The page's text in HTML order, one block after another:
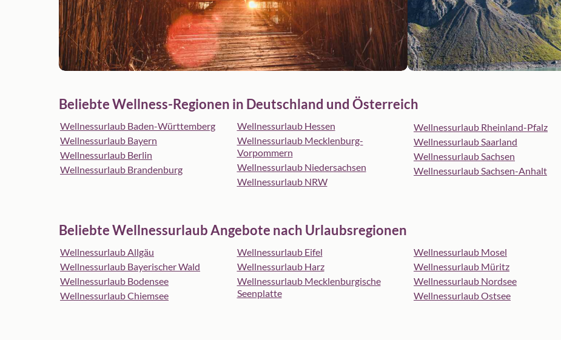
Beliebte Wellness-Regionen in Deutschland und Österreich
Wellnessurlaub Baden-Württemberg
Wellnessurlaub Bayern
Wellnessurlaub Berlin
Wellnessurlaub Brandenburg
Wellnessurlaub Hessen
Wellnessurlaub Mecklenburg-
Vorpommern
Wellnessurlaub Niedersachsen
Wellnessurlaub NRW
Wellnessurlaub Rheinland-Pfalz
Wellnessurlaub Saarland
Wellnessurlaub Sachsen
Wellnessurlaub Sachsen-Anhalt
Beliebte Wellnessurlaub Angebote nach Urlaubsregionen
Wellnessurlaub Allgäu
Wellnessurlaub Bayerischer Wald
Wellnessurlaub Bodensee
Wellnessurlaub Chiemsee
Wellnessurlaub Eifel
Wellnessurlaub Harz
Wellnessurlaub Mecklenburgische
Seenplatte
Wellnessurlaub Mosel
Wellnessurlaub Müritz
Wellnessurlaub Nordsee
Wellnessurlaub Ostsee